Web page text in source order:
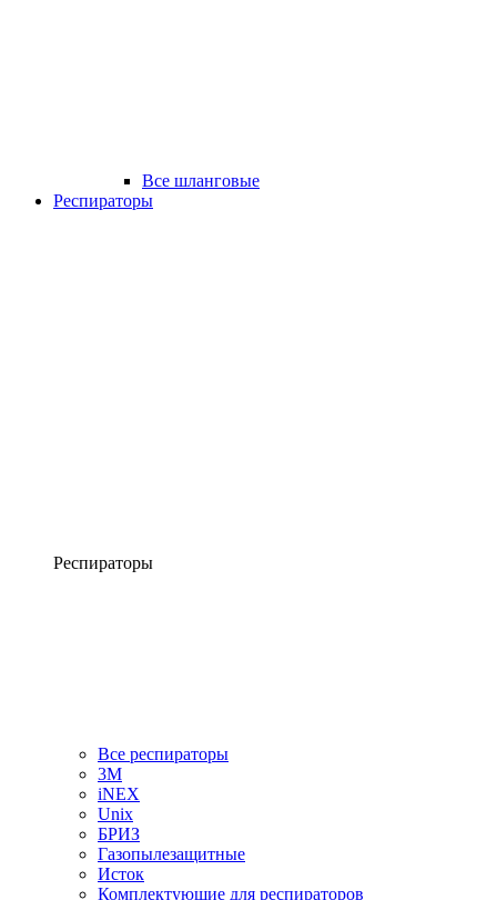
Все шланговые
Респираторы
Респираторы
Все респираторы
3М
iNEX
Unix
БРИЗ
Газопылезащитные
Исток
Комплектующие для респираторов